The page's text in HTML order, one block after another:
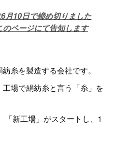
月10日で締め切りました
ページにて告知します
糸を製造する会社です。
場で絹紡糸と言う「糸」を
新工場」がスタートし、1